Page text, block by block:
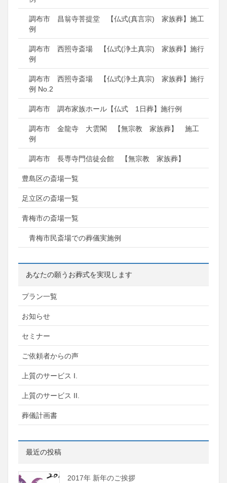
調布市 昌翁寺菩提堂 【仏式(真言宗) 家族葬】施工
例
調布市 西照寺斎場 【仏式(浄土真宗) 家族葬】施行
例
調布市 西照寺斎場 【仏式(浄土真宗) 家族葬】施行
例 No.2
調布市 調布家族ホール【仏式 1日葬】施行例
調布市 金龍寺 大雲閣 【無宗教 家族葬】 施工
例
調布市 長専寺門信徒会館 【無宗教 家族葬】
豊島区の斎場一覧
足立区の斎場一覧
青梅市の斎場一覧
青梅市民斎場での葬儀実施例
あなたの願うお葬式を実現します
プラン一覧
お知らせ
セミナー
ご依頼者からの声
上質のサービス I.
上質のサービス II.
葬儀計画書
最近の投稿
2017年 新年のご挨拶